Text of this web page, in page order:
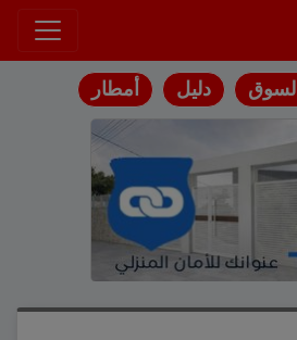
السوق دليل أمطار